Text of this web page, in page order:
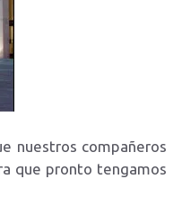
nuestros compañeros
que pronto tengamos